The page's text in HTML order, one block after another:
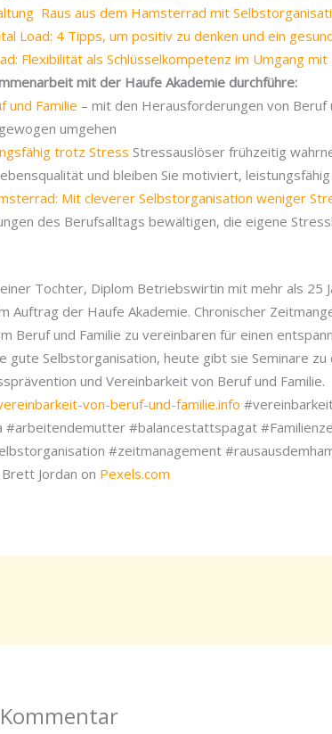
Raus aus dem Hamsterrad mit
Load: 4 Tipps, um positiv zu denken und ein
Flexibilität als Schlüsselkompetenz im Umgang
mit der Haufe Akademie durchführe:
und Familie – mit den Herausforderungen von Beruf
umgehen
trotz Stress Stressauslöser frühzeitig
und bleiben Sie motiviert,
Mit cleverer Selbstorganisation weniger
des Berufsalltags bewältigen, die eigene
Tochter, Diplom Betriebswirtin mit mehr als 25
Auftrag der Haufe Akademie. Chronischer
Beruf und Familie zu vereinbaren für einen
gute Selbstorganisation, heute gibt sie Seminare zu
und Vereinbarkeit von Beruf und Familie.
von-beruf-und-familie.info
#arbeitendemutter #balancestattspagat
#zeitmanagement
Jordan on Pexels.com